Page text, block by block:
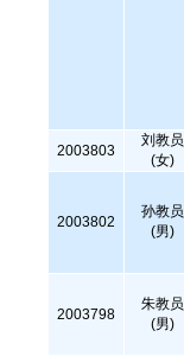
2003803
刘教员
(女)
2003802
孙教员
(男)
2003798
朱教员
(男)